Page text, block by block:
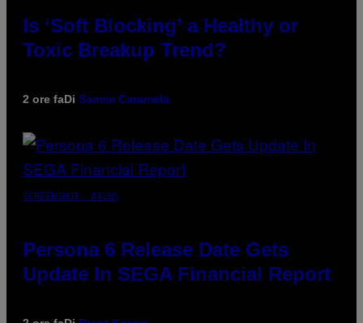
Is ‘Soft Blocking’ a Healthy or
Toxic Breakup Trend?
2 ore faDi Sammi Caramela
SCREENSHOT: ATLUS
Persona 6 Release Date Gets
Update In SEGA Financial Report